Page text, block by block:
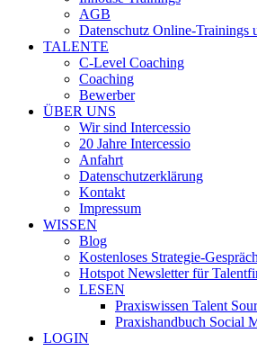
AGB
Datenschutz Online-Trainings
TALENTE
C-Level Coaching
Coaching
Bewerber
ÜBER UNS
Wir sind Intercessio
20 Jahre Intercessio
Anfahrt
Datenschutzerklärung
Kontakt
Impressum
WISSEN
Blog
Kostenloses Strategie-Gespräch
Hotspot Newsletter für
LESEN
Praxiswissen Talent
Praxishandbuch Social
LOGIN